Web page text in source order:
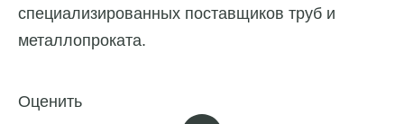
специализированных поставщиков труб и
металлопроката.
Оценить